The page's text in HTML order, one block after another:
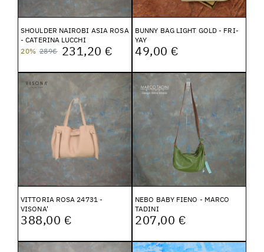
SHOULDER NAIROBI ASIA ROSA
- CATERINA LUCCHI
20% 289€ 231,20 €
BUNNY BAG LIGHT GOLD - FRI-
YAY
49,00 €
VITTORIA ROSA 24731 -
VISONA'
388,00 €
NEBO BABY FIENO - MARCO
TADINI
207,00 €